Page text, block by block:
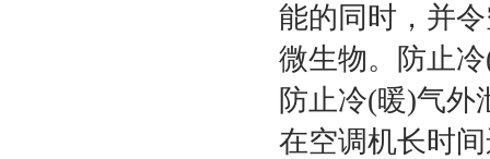
能的同时，并
微生物。防止
防止冷(暖)气外
在空调机长时